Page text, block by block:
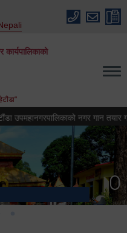
कार्यपालिकाको
नगर गान तयार गर्ने